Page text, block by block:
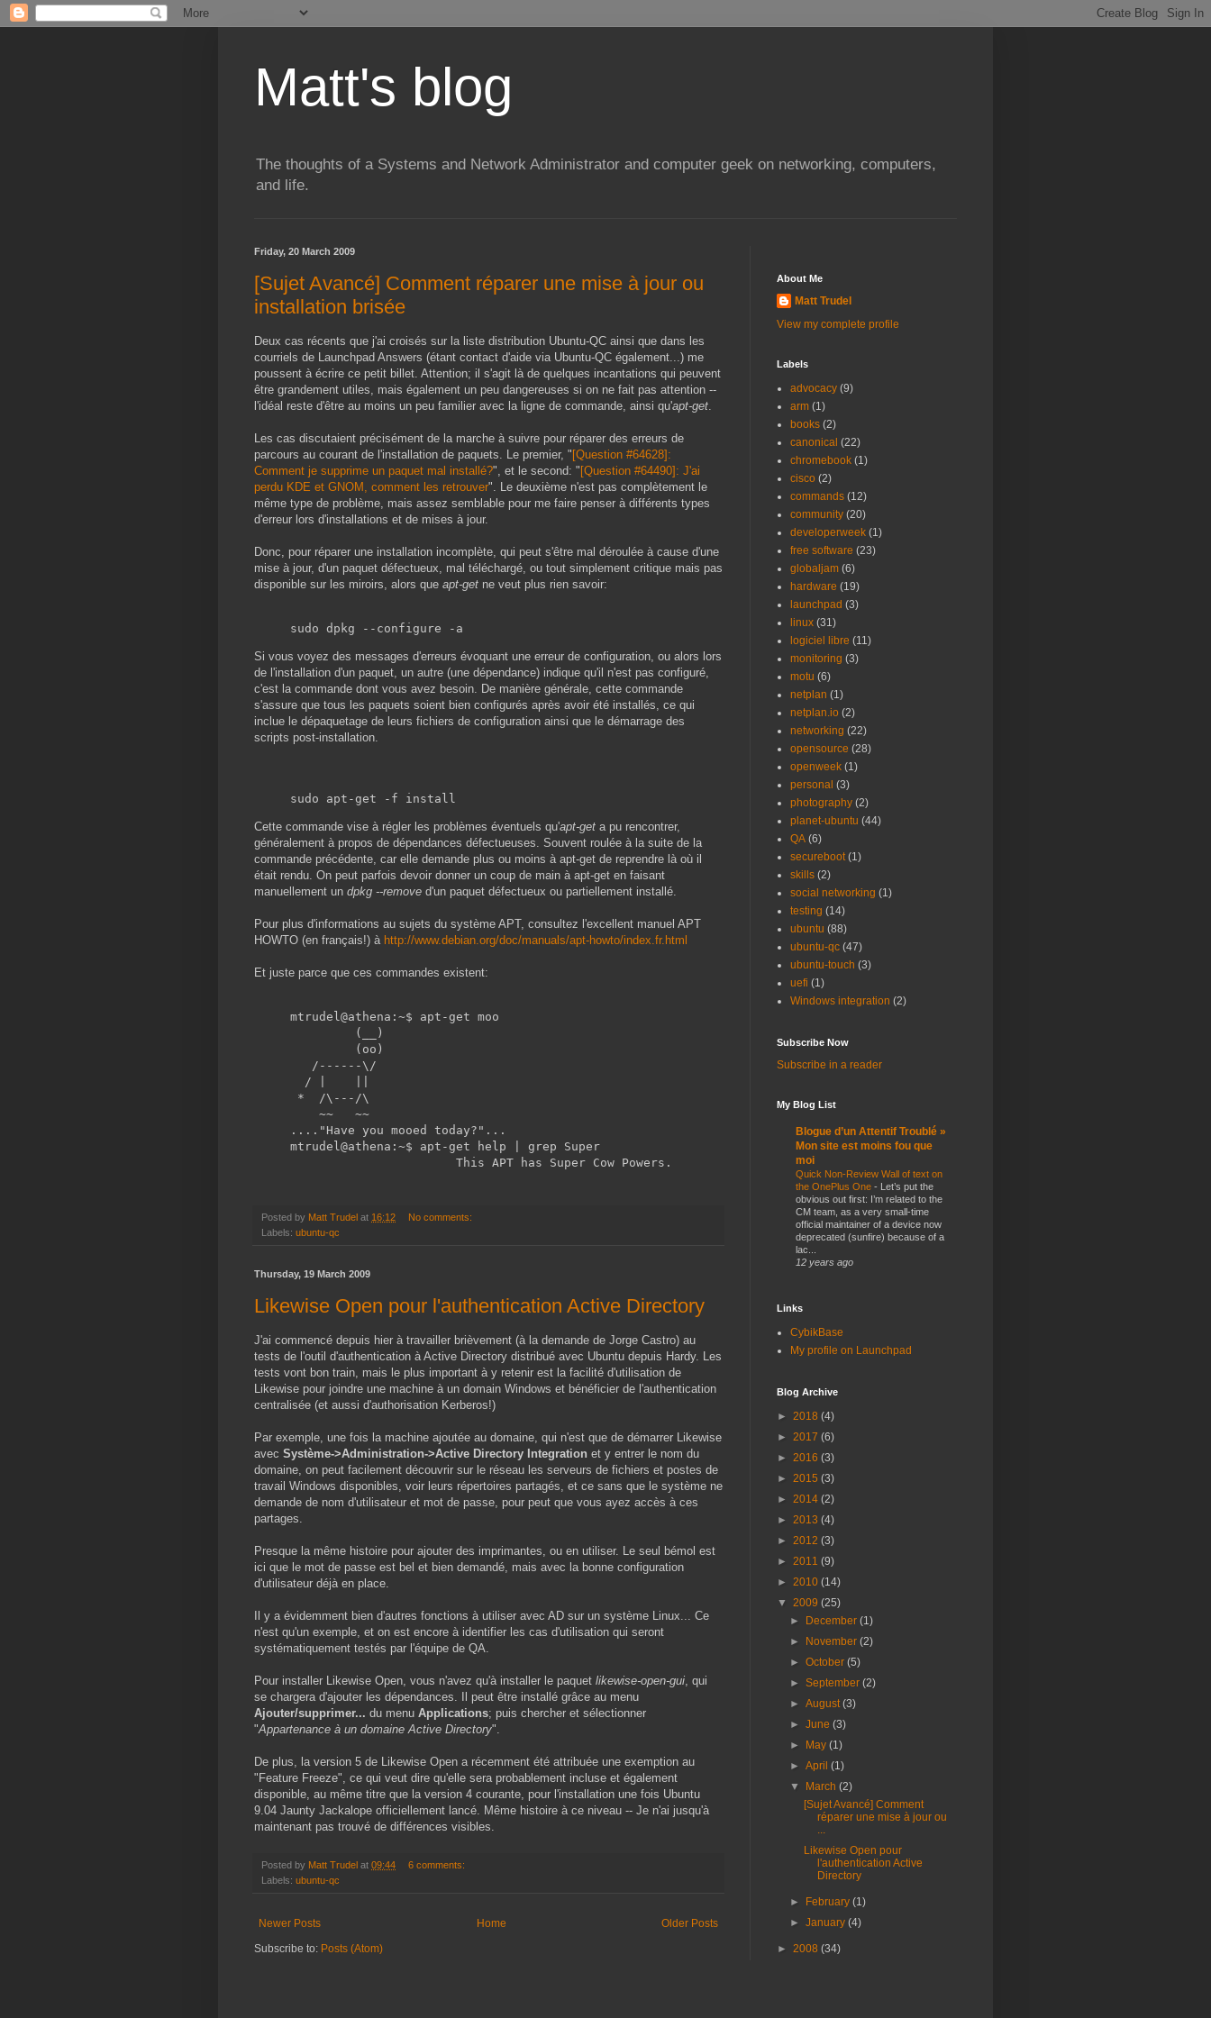
Matt's blog
The thoughts of a Systems and Network Administrator and computer geek on networking, computers,
and life.
Friday, 20 March 2009
[Sujet Avancé] Comment réparer une mise à jour ou
installation brisée
Deux cas récents que j'ai croisés sur la liste distribution Ubuntu-QC ainsi que dans les
courriels de Launchpad Answers (étant contact d'aide via Ubuntu-QC également...) me
poussent à écrire ce petit billet. Attention; il s'agit là de quelques incantations qui peuvent
être grandement utiles, mais également un peu dangereuses si on ne fait pas attention --
l'idéal reste d'être au moins un peu familier avec la ligne de commande, ainsi qu'apt-get.
Les cas discutaient précisément de la marche à suivre pour réparer des erreurs de
parcours au courant de l'installation de paquets. Le premier, " [Question #64628]:
Comment je supprime un paquet mal installé?", et le second: " [Question #64490]: J'ai
perdu KDE et GNOM, comment les retrouver". Le deuxième n'est pas complètement le
même type de problème, mais assez semblable pour me faire penser à différents types
d'erreur lors d'installations et de mises à jour.
Donc, pour réparer une installation incomplète, qui peut s'être mal déroulée à cause d'une
mise à jour, d'un paquet défectueux, mal téléchargé, ou tout simplement critique mais pas
disponible sur les miroirs, alors que apt-get ne veut plus rien savoir:
sudo dpkg --configure -a
Si vous voyez des messages d'erreurs évoquant une erreur de configuration, ou alors lors
de l'installation d'un paquet, un autre (une dépendance) indique qu'il n'est pas configuré,
c'est la commande dont vous avez besoin. De manière générale, cette commande
s'assure que tous les paquets soient bien configurés après avoir été installés, ce qui
inclue le dépaquetage de leurs fichiers de configuration ainsi que le démarrage des
scripts post-installation.
sudo apt-get -f install
Cette commande vise à régler les problèmes éventuels qu'apt-get a pu rencontrer,
généralement à propos de dépendances défectueuses. Souvent roulée à la suite de la
commande précédente, car elle demande plus ou moins à apt-get de reprendre là où il
était rendu. On peut parfois devoir donner un coup de main à apt-get en faisant
manuellement un dpkg --remove d'un paquet défectueux ou partiellement installé.
Pour plus d'informations au sujets du système APT, consultez l'excellent manuel APT
HOWTO (en français!) à http://www.debian.org/doc/manuals/apt-howto/index.fr.html
Et juste parce que ces commandes existent:
mtrudel@athena:~$ apt-get moo
         (__)
         (oo)
   /------\/
  / |    ||
*  /\---/\
    ~~   ~~
...."Have you mooed today?"...
mtrudel@athena:~$ apt-get help | grep Super
                       This APT has Super Cow Powers.
Posted by Matt Trudel at 16:12
No comments:
Labels: ubuntu-qc
Thursday, 19 March 2009
Likewise Open pour l'authentication Active Directory
J'ai commencé depuis hier à travailler brièvement (à la demande de Jorge Castro) au
tests de l'outil d'authentication à Active Directory distribué avec Ubuntu depuis Hardy. Les
tests vont bon train, mais le plus important à y retenir est la facilité d'utilisation de
Likewise pour joindre une machine à un domain Windows et bénéficier de l'authentication
centralisée (et aussi d'authorisation Kerberos!)
Par exemple, une fois la machine ajoutée au domaine, qui n'est que de démarrer Likewise
avec Système->Administration->Active Directory Integration et y entrer le nom du
domaine, on peut facilement découvrir sur le réseau les serveurs de fichiers et postes de
travail Windows disponibles, voir leurs répertoires partagés, et ce sans que le système ne
demande de nom d'utilisateur et mot de passe, pour peut que vous ayez accès à ces
partages.
Presque la même histoire pour ajouter des imprimantes, ou en utiliser. Le seul bémol est
ici que le mot de passe est bel et bien demandé, mais avec la bonne configuration
d'utilisateur déjà en place.
Il y a évidemment bien d'autres fonctions à utiliser avec AD sur un système Linux... Ce
n'est qu'un exemple, et on est encore à identifier les cas d'utilisation qui seront
systématiquement testés par l'équipe de QA.
Pour installer Likewise Open, vous n'avez qu'à installer le paquet likewise-open-gui , qui
se chargera d'ajouter les dépendances. Il peut être installé grâce au menu
Ajouter/supprimer... du menu Applications; puis chercher et sélectionner
"Appartenance à un domaine Active Directory".
De plus, la version 5 de Likewise Open a récemment été attribuée une exemption au
"Feature Freeze", ce qui veut dire qu'elle sera probablement incluse et également
disponible, au même titre que la version 4 courante, pour l'installation une fois Ubuntu
9.04 Jaunty Jackalope officiellement lancé. Même histoire à ce niveau -- Je n'ai jusqu'à
maintenant pas trouvé de différences visibles.
Posted by Matt Trudel at 09:44
6 comments:
Labels: ubuntu-qc
Newer Posts Older Posts
Home
Subscribe to: Posts (Atom)
About Me
Matt Trudel
View my complete profile
Labels
advocacy (9)
arm (1)
books (2)
canonical (22)
chromebook (1)
cisco (2)
commands (12)
community (20)
developerweek (1)
free software (23)
globaljam (6)
hardware (19)
launchpad (3)
linux (31)
logiciel libre (11)
monitoring (3)
motu (6)
netplan (1)
netplan.io (2)
networking (22)
opensource (28)
openweek (1)
personal (3)
photography (2)
planet-ubuntu (44)
QA (6)
secureboot (1)
skills (2)
social networking (1)
testing (14)
ubuntu (88)
ubuntu-qc (47)
ubuntu-touch (3)
uefi (1)
Windows integration (2)
Subscribe Now
Subscribe in a reader
My Blog List
Blogue d’un Attentif Troublé »
Mon site est moins fou que
moi
Quick Non-Review Wall of text on
the OnePlus One -
Let’s put the
obvious out first: I’m related to the
CM team, as a very small-time
official maintainer of a device now
deprecated (sunfire) because of a
lac...
12 years ago
Links
CybikBase
My profile on Launchpad
Blog Archive
► 2018 (4)
► 2017 (6)
► 2016 (3)
► 2015 (3)
► 2014 (2)
► 2013 (4)
► 2012 (3)
► 2011 (9)
► 2010 (14)
▼ 2009 (25)
►
December(1)
►
November(2)
►October(5)
►September(2)
►August(3)
►June(3)
►
May(1)
►April(1)
▼
March(2)
[Sujet Avancé] Comment
réparer une mise à jour ou
...
Likewise Open pour
l'authentication Active
Directory
► February(1)
►January(4)
► 2008 (34)